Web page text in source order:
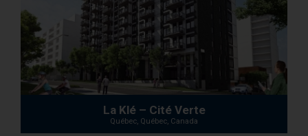
La Klé – Cité Verte
Québec, Québec, Canada